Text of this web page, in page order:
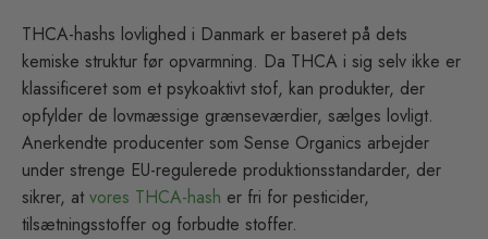
THCA-hashs lovlighed i Danmark er baseret på dets
kemiske struktur før opvarmning. Da THCA i sig selv ikke er
klassificeret som et psykoaktivt stof, kan produkter, der
opfylder de lovmæssige grænseværdier, sælges lovligt.
Anerkendte producenter som Sense Organics arbejder
under strenge EU-regulerede produktionsstandarder, der
sikrer, at vores THCA-hash er fri for pesticider,
tilsætningsstoffer og forbudte stoffer.